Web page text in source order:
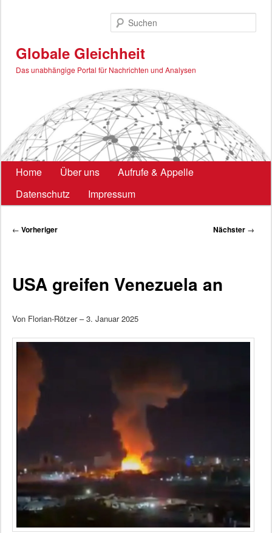
Globale Gleichheit
Das unabhängige Portal für Nachrichten und Analysen
Hauptmenü
Home Über uns
Aufrufe & Appelle
Datenschutz
Impressum
Beitragsnavigation
← Vorheriger Nächster →
USA greifen Venezuela an
Von Florian-Rötzer – 3. Januar 2025